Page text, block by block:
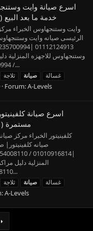
خدمة ما بعد البيع ( الشيخ
وايت وستنجهاوس الخبراء
الرئيسى صيانه وايت
وستنجهاوس للاجهزه المنزلية
0235700994 / 0235710008 / 0235699066 /...
ثلاجة صيانة
غسالة
Forum:A-Levels
مستمرة (
كلفينيتور الخبراء مركز
01154008110 / 01220261030 / فروع صيانة...
ثلاجة صيانة
غسالة
A-Levels